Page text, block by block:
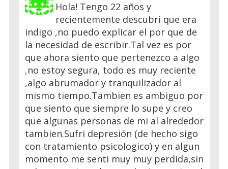
Hola! Tengo 22 años y
recientemente descubri que era
indigo ,no puedo explicar el por que de
la necesidad de escribir.Tal vez es por
que ahora siento que pertenezco a algo
,no estoy segura, todo es muy reciente
,algo abrumador y tranquilizador al
mismo tiempo.Tambien es ambiguo por
que siento que siempre lo supe y creo
que algunas personas de mi al alrededor
tambien.Sufri depresión (de hecho sigo
con tratamiento psicologico) y en algun
momento me senti muy muy perdida,sin